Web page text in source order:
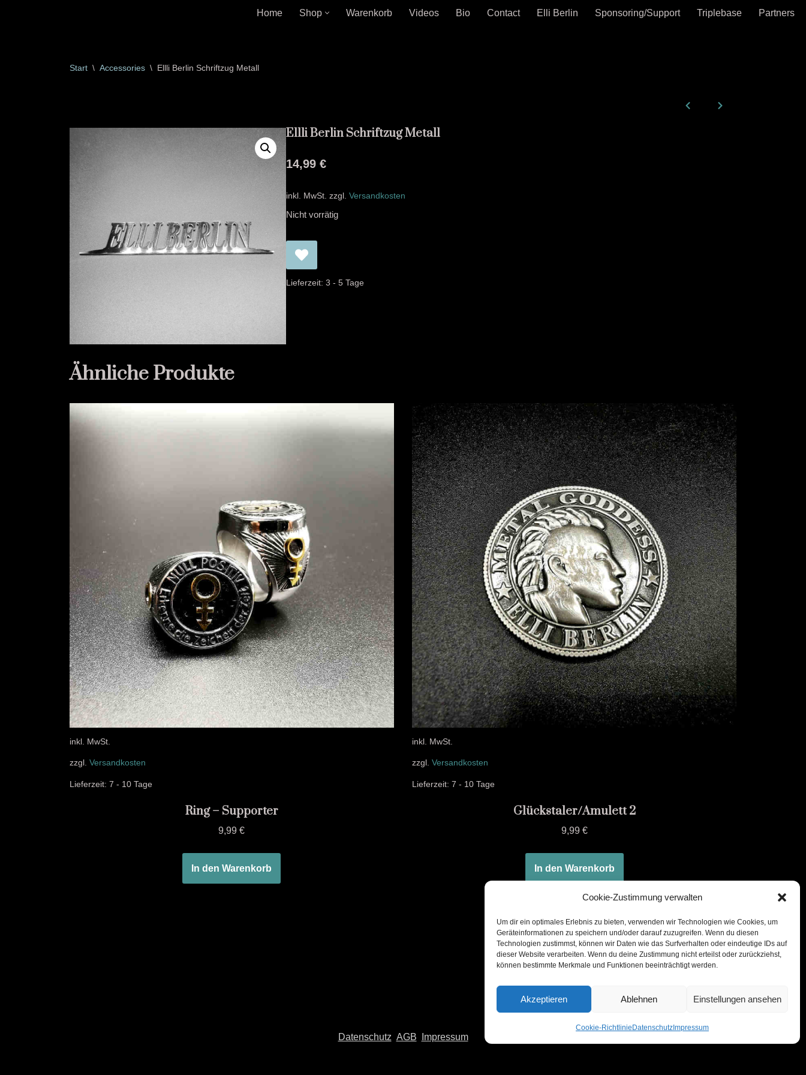
Cookie-Zustimmung verwalten
Um dir ein optimales Erlebnis zu bieten, verwenden wir Technologien wie Cookies, um
Geräteinformationen zu speichern und/oder darauf zuzugreifen. Wenn du diesen
Technologien zustimmst, können wir Daten wie das Surfverhalten oder eindeutige IDs auf
dieser Website verarbeiten. Wenn du deine Zustimmung nicht erteilst oder zurückziehst,
können bestimmte Merkmale und Funktionen beeinträchtigt werden.
Akzeptieren Ablehnen Einstellungen ansehen
Cookie-Richtlinie DatenschutzImpressum
Home Shop Warenkorb Videos Bio Contact Elli Berlin Sponsoring/Support Triplebase Partners
Start \ Accessories \ Ellli Berlin Schriftzug Metall
Ellli Berlin Schriftzug Metall
14,99 €
inkl. MwSt. zzgl. Versandkosten
Nicht vorrätig
Lieferzeit: 3 - 5 Tage
Ähnliche Produkte
inkl. MwSt.
zzgl. Versandkosten
Lieferzeit: 7 - 10 Tage
Ring – Supporter
9,99€
In den Warenkorb
inkl. MwSt.
zzgl. Versandkosten
Lieferzeit: 7 - 10 Tage
Glückstaler/Amulett 2
9,99 €
In den Warenkorb
Datenschutz AGB Impressum